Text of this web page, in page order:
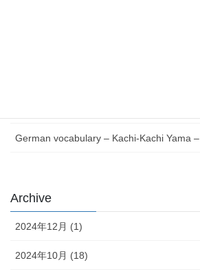
German vocabulary – Kachi-Kachi Yama –
Archive
2024年12月 (1)
2024年10月 (18)